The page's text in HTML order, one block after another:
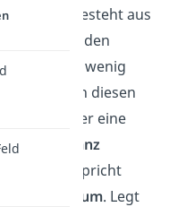
besteht aus
. Es sollte so wenig
zwischen diesen
oder eine
Substanz
so spricht
Dielektrikum. Legt